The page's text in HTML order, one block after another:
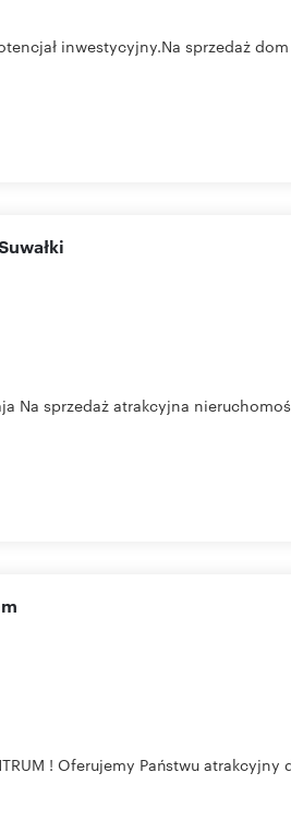
inwestycyjny.Na sprzedaż
Na sprzedaż atrakcyjna
! Oferujemy Państwu